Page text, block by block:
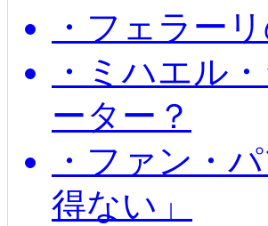
・フェラー
・ミハエル
ーター？
・ファン・
得ない」